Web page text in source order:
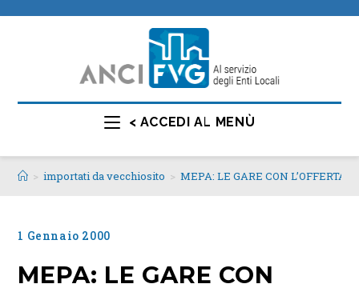
< ACCEDI AL MENÙ
> importati da vecchiosito > MEPA: LE GARE CON
1 Gennaio 2000
MEPA: LE GARE CON